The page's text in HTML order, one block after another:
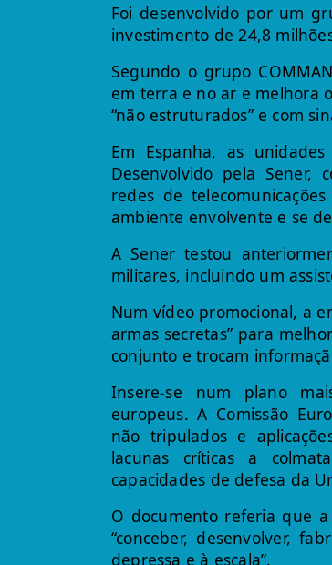
Foi desenvolvido por um
investimento de 24,8
Segundo o grupo
em terra e no ar e melhora
“não estruturados” e com
Em Espanha, as
Desenvolvido pela Sener,
redes de
ambiente envolvente e se
A Sener testou
militares, incluindo um
Num vídeo promocional, a
armas secretas” para
conjunto e trocam
Insere-se num plano
europeus. A Comissão
não tripulados e
lacunas críticas a
capacidades de defesa da
O documento referia que
“conceber, desenvolver,
depressa e à escala”.